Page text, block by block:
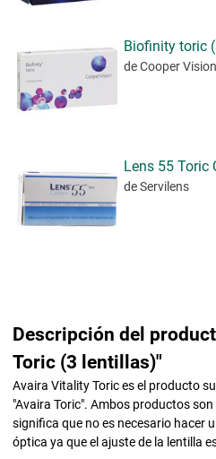
Biofinity toric
de Cooper Vision
Lens 55 Toric
de Servilens
Descripción del
Toric (3 lentillas)"
Avaira Vitality Toric es el producto
"Avaira Toric". Ambos productos
significa que no es necesario hacer
óptica ya que el ajuste de la lentilla